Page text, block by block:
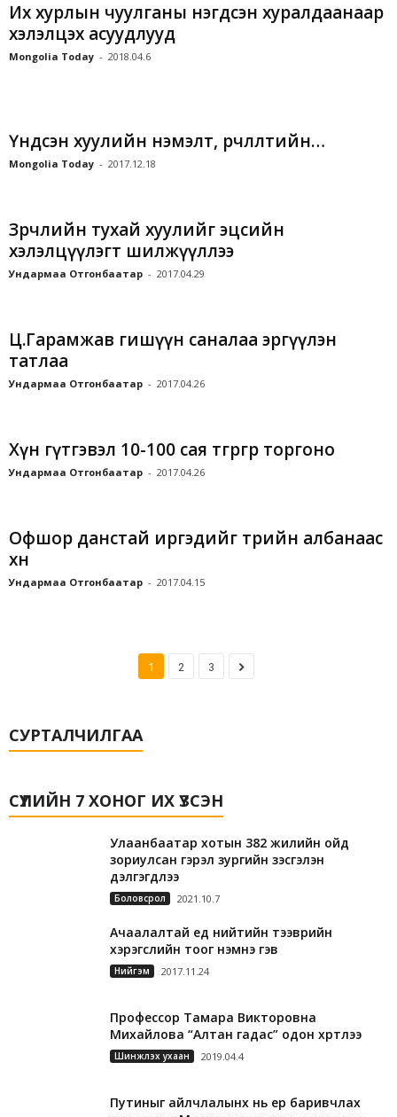
Их хурлын чуулганы нэгдсэн хуралдаанаар
хэлэлцэх асуудлууд
Mongolia Today - 2018.04.6
Үндсэн хуулийн нэмэлт, өөрчлөлтийн…
Mongolia Today - 2017.12.18
Зөрчлийн тухай хуулийг эцсийн
хэлэлцүүлэгт шилжүүллээ
Ундармаа Отгонбаатар - 2017.04.29
Ц.Гарамжав гишүүн саналаа эргүүлэн
татлаа
Ундармаа Отгонбаатар - 2017.04.26
Хүн гүтгэвэл 10-100 сая төгрөгөөр торгоно
Ундармаа Отгонбаатар - 2017.04.26
Офшор данстай иргэдийг төрийн албанаас
хөөнө
Ундармаа Отгонбаатар - 2017.04.15
1 2 3
СУРТАЛЧИЛГАА
СҮҮЛИЙН 7 ХОНОГ ИХ ҮЗСЭН
Улаанбаатар хотын 382 жилийн ойд
зориулсан гэрэл зургийн үзэсгэлэн
дэлгэгдлээ
Боловсрол 2021.10.7
Ачаалалтай үед нийтийн тээврийн
хэрэгслийн тоог нэмнэ гэв
Нийгэм 2017.11.24
Профессор Тамара Викторовна
Михайлова “Алтан гадас” одон хүртлээ
Шинжлэх ухаан 2019.04.4
Путиныг айлчлалынх нь үер баривчлах